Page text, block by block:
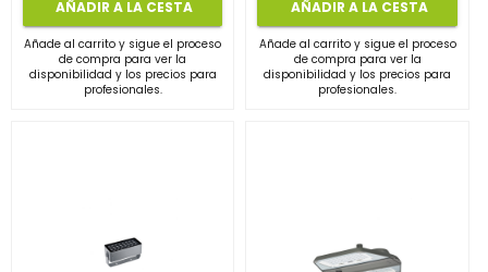
AÑADIR A LA CESTA
Añade al carrito y sigue el proceso
de compra para ver la
disponibilidad y los precios para
profesionales.
AÑADIR A LA CESTA
Añade al carrito y sigue el proceso
de compra para ver la
disponibilidad y los precios para
profesionales.